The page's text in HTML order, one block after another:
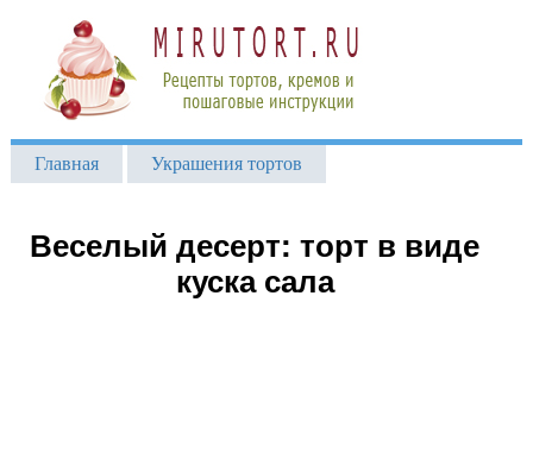
Главная Украшения тортов
Веселый десерт: торт в виде
куска сала